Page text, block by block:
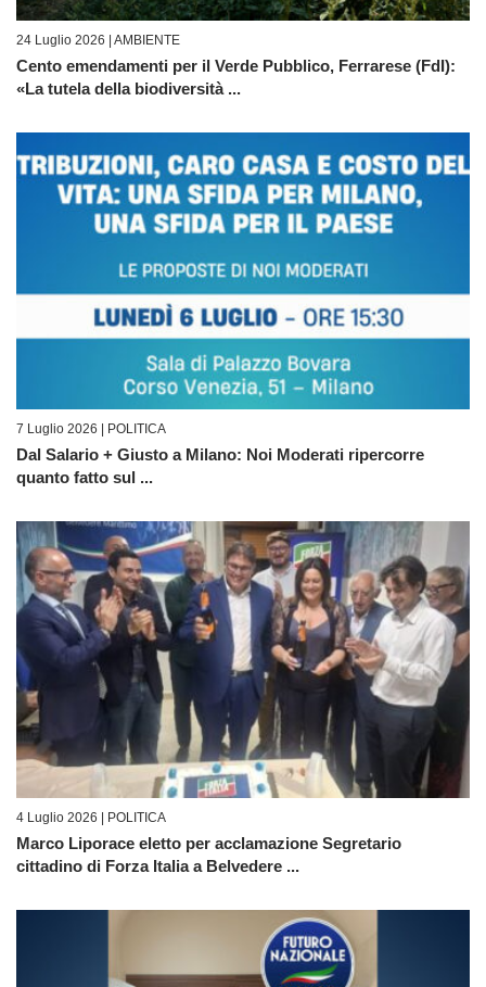
24 Luglio 2026 | AMBIENTE
Cento emendamenti per il Verde Pubblico, Ferrarese (FdI):
«La tutela della biodiversità ...
7 Luglio 2026 | POLITICA
Dal Salario + Giusto a Milano: Noi Moderati ripercorre
quanto fatto sul ...
4 Luglio 2026 | POLITICA
Marco Liporace eletto per acclamazione Segretario
cittadino di Forza Italia a Belvedere ...